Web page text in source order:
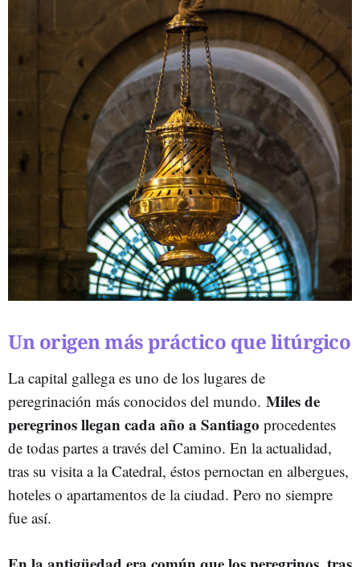
Un origen más práctico que litúrgico
La capital gallega es uno de los lugares de
peregrinación más conocidos del mundo. Miles de
peregrinos llegan cada año a Santiago procedentes
de todas partes a través del Camino. En la actualidad,
tras su visita a la Catedral, éstos pernoctan en albergues,
hoteles o apartamentos de la ciudad. Pero no siempre
fue así.